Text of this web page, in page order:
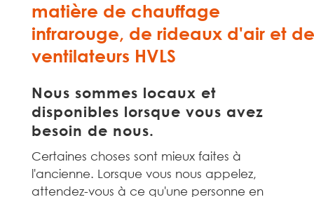
matière de chauffage
infrarouge, de rideaux d'air et de
ventilateurs HVLS
Nous sommes locaux et
disponibles lorsque vous avez
besoin de nous.
Certaines choses sont mieux faites à
l'ancienne. Lorsque vous nous appelez,
attendez-vous à ce qu'une personne en